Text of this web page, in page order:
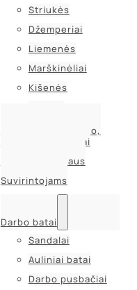
Striukės
Džemperiai
Liemenės
Marškinėliai
Kišenės
Ryškaus matomumo,
kontrastiniai rūbai
Rūbai nuo lietaus
Suvirintojams
Darbo batai
Sandalai
Auliniai batai
Darbo pusbačiai